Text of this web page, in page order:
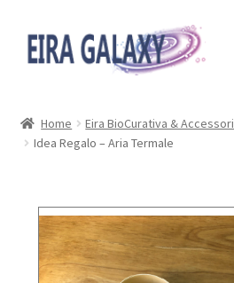
TESSERA
EIRA GALAXY
Home Eira BioCurativa & Accessori
Idea Regalo – Aria Termale